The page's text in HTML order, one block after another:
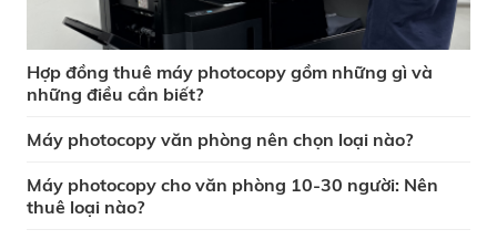
Hợp đồng thuê máy photocopy gồm những gì và
những điều cần biết?
Máy photocopy văn phòng nên chọn loại nào?
Máy photocopy cho văn phòng 10-30 người: Nên
thuê loại nào?